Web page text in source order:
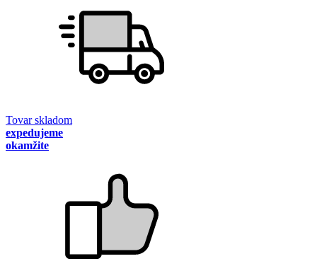
Tovar skladom
expedujeme
okamžite